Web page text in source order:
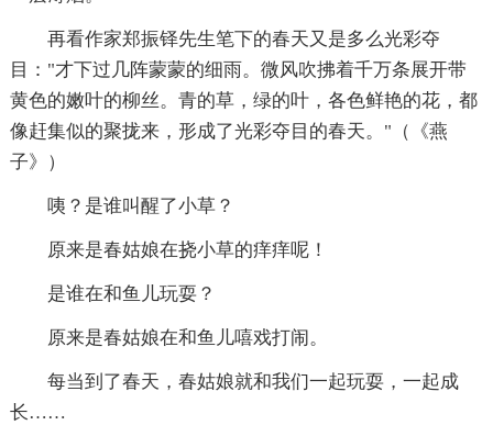
再看作家郑振铎先生笔下的春天又是多么光彩夺
目："才下过几阵蒙蒙的细雨。微风吹拂着千万条展开带
黄色的嫩叶的柳丝。青的草，绿的叶，各色鲜艳的花，都
像赶集似的聚拢来，形成了光彩夺目的春天。"（《燕
子》）
咦？是谁叫醒了小草？
原来是春姑娘在挠小草的痒痒呢！
是谁在和鱼儿玩耍？
原来是春姑娘在和鱼儿嘻戏打闹。
每当到了春天，春姑娘就和我们一起玩耍，一起成
长……